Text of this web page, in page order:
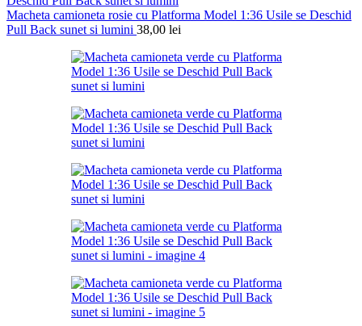
Macheta camioneta rosie cu Platforma Model 1:36 Usile se Deschid
Pull Back sunet si lumini 38,00 lei